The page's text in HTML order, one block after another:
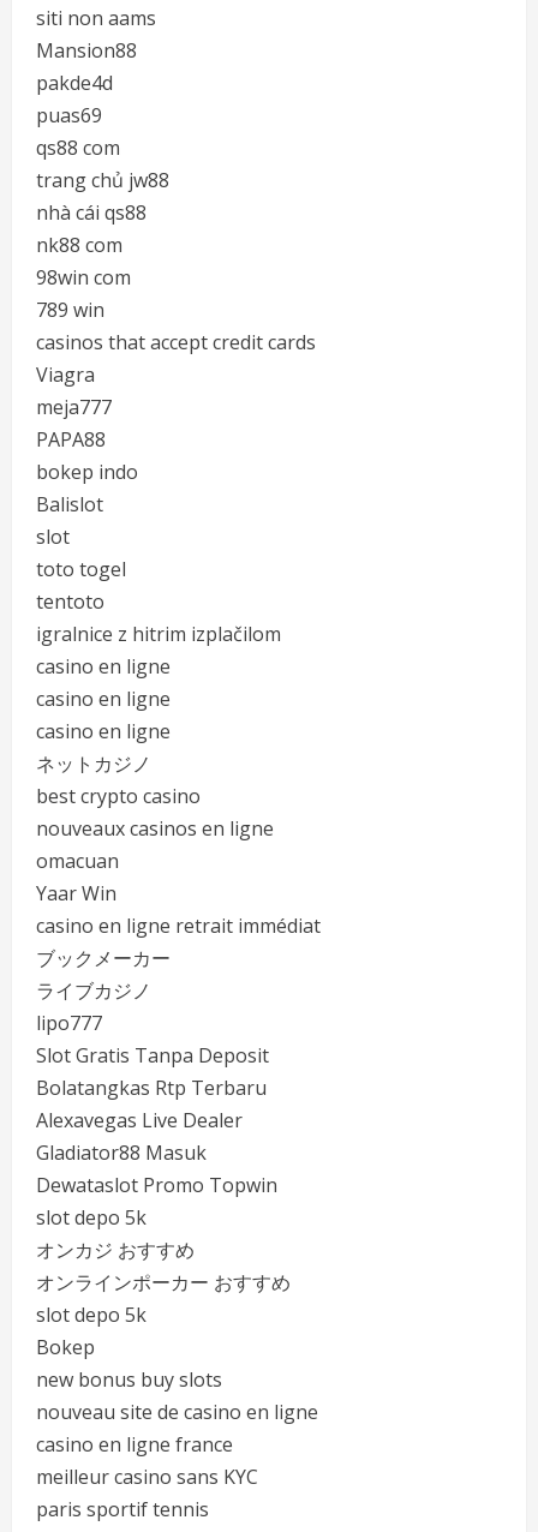
siti non aams
Mansion88
pakde4d
puas69
qs88 com
trang chủ jw88
nhà cái qs88
nk88 com
98win com
789 win
casinos that accept credit cards
Viagra
meja777
PAPA88
bokep indo
Balislot
slot
toto togel
tentoto
igralnice z hitrim izplačilom
casino en ligne
casino en ligne
casino en ligne
ネットカジノ
best crypto casino
nouveaux casinos en ligne
omacuan
Yaar Win
casino en ligne retrait immédiat
ブックメーカー
ライブカジノ
lipo777
Slot Gratis Tanpa Deposit
Bolatangkas Rtp Terbaru
Alexavegas Live Dealer
Gladiator88 Masuk
Dewataslot Promo Topwin
slot depo 5k
オンカジ おすすめ
オンラインポーカー おすすめ
slot depo 5k
Bokep
new bonus buy slots
nouveau site de casino en ligne
casino en ligne france
meilleur casino sans KYC
paris sportif tennis